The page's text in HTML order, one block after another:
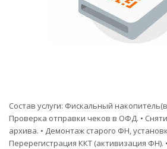
Состав услуги: Фискальный
Проверка отправки чеков в ОФД. •
архива. • Демонтаж старого ФН,
Перерегистрация ККТ (активизация ФН).